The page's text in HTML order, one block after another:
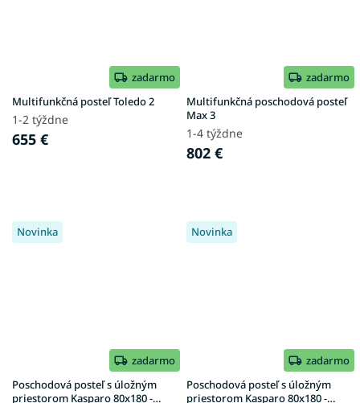
zadarmo
Multifunkčná posteľ Toledo 2
1-2 týždne
655 €
zadarmo
Multifunkčná poschodová posteľ
Max 3
1-4 týždne
802 €
Novinka
zadarmo
Poschodová posteľ s úložným
priestorom Kasparo 80x180 -
Novinka
zadarmo
Poschodová posteľ s úložným
priestorom Kasparo 80x180 -